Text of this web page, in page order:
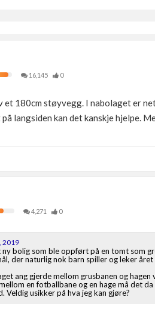
16,145 0
180cm støyvegg. I nabolaget er
på langsiden kan det kanskje hjelpe.
4,271 0
2019
bolig som ble oppført på en tomt som
der naturlig nok barn spiller og leker året
ang gjerde mellom grusbanen og
en fotballbane og en hage må det
Veldig usikker på hva jeg kan gjøre?